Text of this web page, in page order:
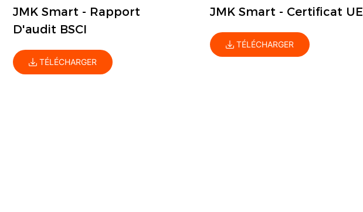
JMK Smart - Rapport
D'audit BSCI
TÉLÉCHARGER
JMK Smart - Certificat UE
TÉLÉCHARGER